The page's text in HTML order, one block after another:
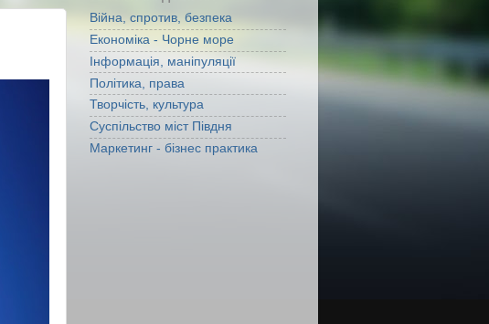
Війна, спротив, безпека
Економіка - Чорне море
Інформація, маніпуляції
Політика, права
Творчість, культура
Суспільство міст Півдня
Маркетинг - бізнес практика